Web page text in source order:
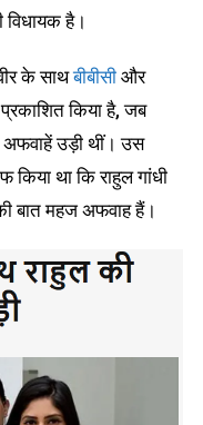
विधायक है।
के साथबीबीसीऔर
किया है, जब
अफवाहें उड़ी थीं। उस
किया था कि राहुल गांधी
बात महज अफवाह हैं।